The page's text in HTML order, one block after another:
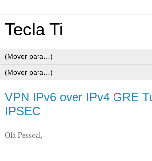
Tecla Ti
VPN IPv6 over IPv4 GRE
IPSEC
Olá Pessoal,